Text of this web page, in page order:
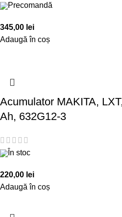
Precomandă
345,00 lei
Adaugă în coș
Acumulator MAKITA,
Ah, 632G12-3
În stoc
220,00 lei
Adaugă în coș